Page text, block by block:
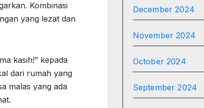
Kombinasi
yang lezat dan
kasih!” kepada
dari rumah yang
malas yang ada
December 2024
November 2024
October 2024
September 2024